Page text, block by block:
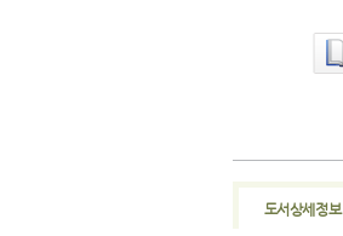
도서상세정보